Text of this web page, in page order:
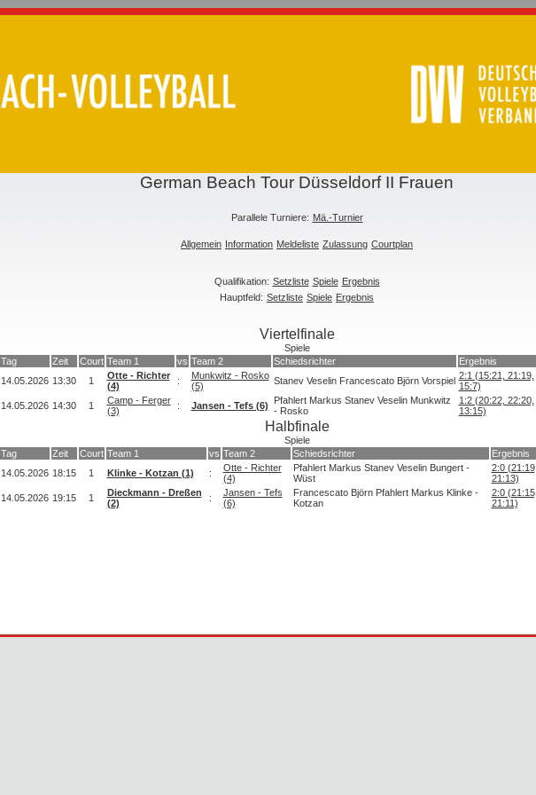
German Beach Tour Düsseldorf II Frauen
Parallele Turniere: Mä.-Turnier
Allgemein Information Meldeliste Zulassung Courtplan
Qualifikation: Setzliste Spiele Ergebnis
Hauptfeld: Setzliste Spiele Ergebnis
Viertelfinale
Spiele
Tag Zeit Court Team 1 vs Team 2 Schiedsrichter Ergebnis
14.05.2026 13:30 1
Otte - Richter
(4)
:
Munkwitz - Rosko
(5)
Stanev Veselin Francescato Björn Vorspiel 2:1 (15:21, 21:19,
15:7)
14.05.2026 14:30 1
Camp - Ferger
(3)
: Jansen - Tefs (6)
Pfahlert Markus Stanev Veselin Munkwitz
- Rosko
1:2 (20:22, 22:20,
13:15)
Halbfinale
Spiele
Tag Zeit Court Team 1 vs Team 2 Schiedsrichter Ergebnis
14.05.2026 18:15 1 Klinke - Kotzan (1) :
Otte - Richter
(4)
Pfahlert Markus Stanev Veselin Bungert -
Wüst
2:0 (21:19,
21:13)
14.05.2026 19:15 1
Dieckmann - Dreßen
(2)
:
Jansen - Tefs
(6)
Francescato Björn Pfahlert Markus Klinke -
Kotzan
2:0 (21:15,
21:11)